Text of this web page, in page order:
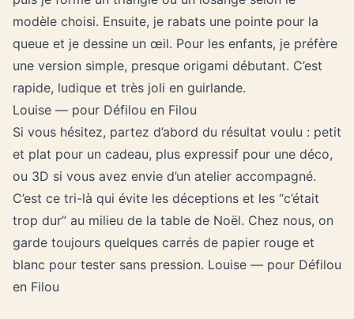
modèle choisi. Ensuite, je rabats une pointe pour la
queue et je dessine un œil. Pour les enfants, je préfère
une version simple, presque origami débutant. C’est
rapide, ludique et très joli en guirlande.
Louise — pour Défilou en Filou
Si vous hésitez, partez d’abord du résultat voulu : petit
et plat pour un cadeau, plus expressif pour une déco,
ou 3D si vous avez envie d’un atelier accompagné.
C’est ce tri-là qui évite les déceptions et les “c’était
trop dur” au milieu de la table de Noël. Chez nous, on
garde toujours quelques carrés de papier rouge et
blanc pour tester sans pression. Louise — pour Défilou
en Filou